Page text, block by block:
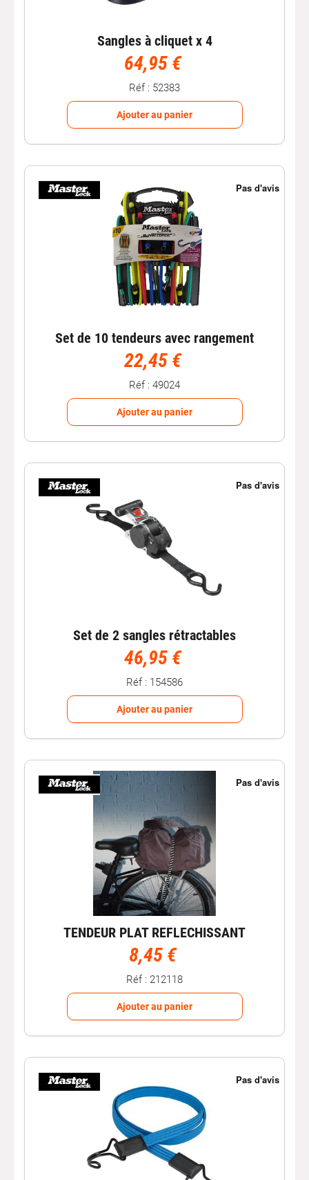
Sangles à cliquet x 4
64,95 €
Réf : 52383
Ajouter au panier
Set de 10 tendeurs avec rangement
22,45 €
Réf : 49024
Ajouter au panier
Set de 2 sangles rétractables
46,95 €
Réf : 154586
Ajouter au panier
TENDEUR PLAT REFLECHISSANT
8,45 €
Réf : 212118
Ajouter au panier